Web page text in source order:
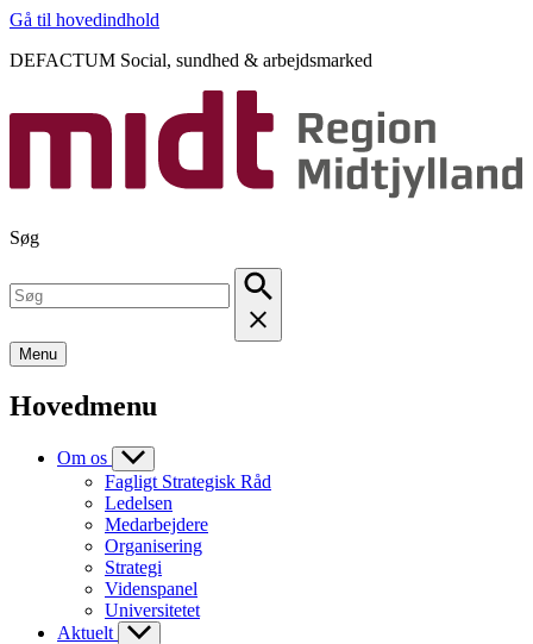
Gå til hovedindhold
DEFACTUM Social, sundhed & arbejdsmarked
Søg
Menu
Hovedmenu
Om os
Fagligt Strategisk Råd
Ledelsen
Medarbejdere
Organisering
Strategi
Videnspanel
Universitetet
Aktuelt